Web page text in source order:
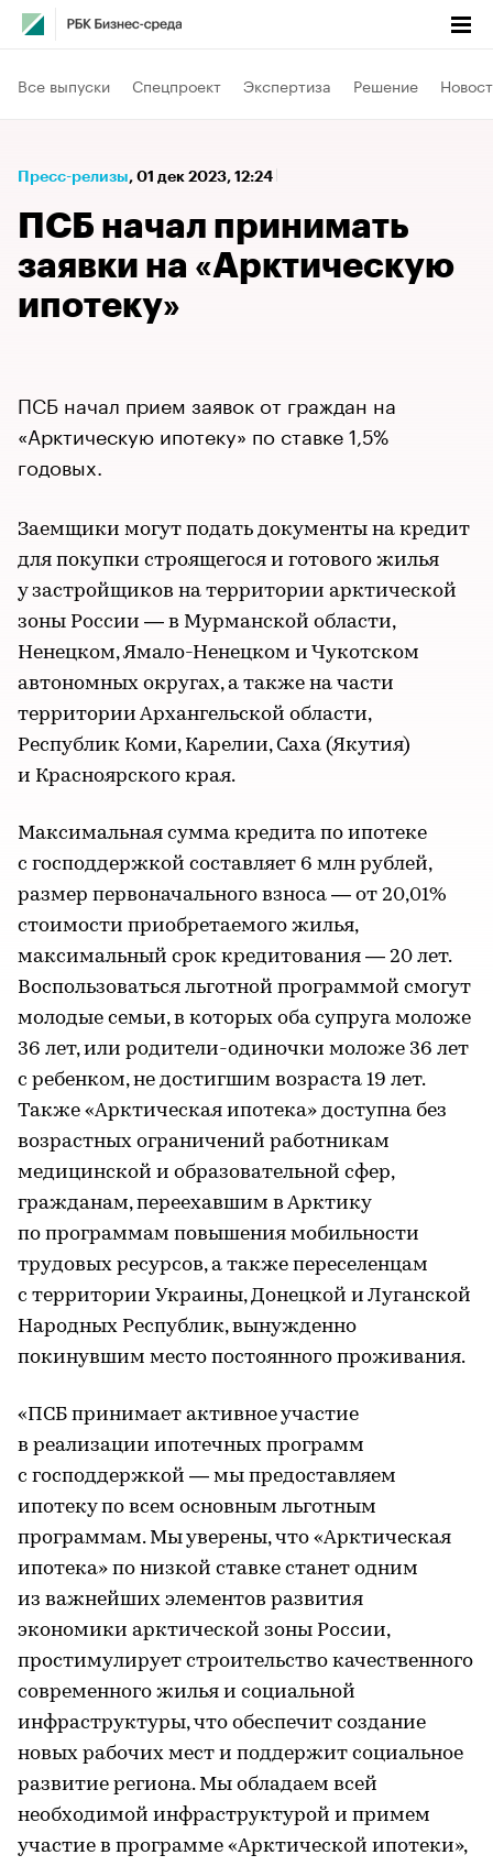
Все выпуски Спецпроект Экспертиза Решение
Пресс-релизы⁠, 01 дек 2023, 12:24
ПСБ начал принимать
заявки на «Арктическую
ипотеку»
ПСБ начал прием заявок от граждан на
«Арктическую ипотеку» по ставке 1,5%
годовых.
Заемщики могут подать документы на кредит
для покупки строящегося и готового жилья
у застройщиков на территории арктической
зоны России — в Мурманской области,
Ненецком, Ямало-Ненецком и Чукотском
автономных округах, а также на части
территории Архангельской области,
Республик Коми, Карелии, Саха (Якутия)
и Красноярского края.
Максимальная сумма кредита по ипотеке
с господдержкой составляет 6 млн рублей,
размер первоначального взноса — от 20,01%
стоимости приобретаемого жилья,
максимальный срок кредитования — 20 лет.
Воспользоваться льготной программой смогут
молодые семьи, в которых оба супруга моложе
36 лет, или родители-одиночки моложе 36 лет
с ребенком, не достигшим возраста 19 лет.
Также «Арктическая ипотека» доступна без
возрастных ограничений работникам
медицинской и образовательной сфер,
гражданам, переехавшим в Арктику
по программам повышения мобильности
трудовых ресурсов, а также переселенцам
с территории Украины, Донецкой и Луганской
Народных Республик, вынужденно
покинувшим место постоянного проживания.
«ПСБ принимает активное участие
в реализации ипотечных программ
с господдержкой — мы предоставляем
ипотеку по всем основным льготным
программам. Мы уверены, что «Арктическая
ипотека» по низкой ставке станет одним
из важнейших элементов развития
экономики арктической зоны России,
простимулирует строительство качественного
современного жилья и социальной
инфраструктуры, что обеспечит создание
новых рабочих мест и поддержит социальное
развитие региона. Мы обладаем всей
необходимой инфраструктурой и примем
участие в программе «Арктической ипотеки»,